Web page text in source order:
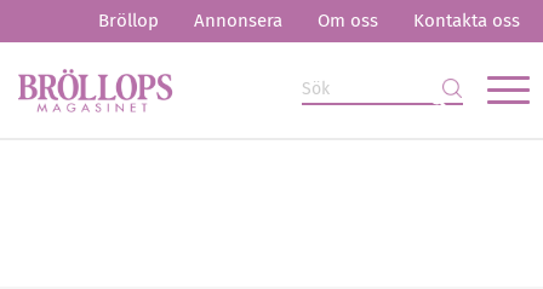
Bröllop Annonsera Om oss Kontakta oss